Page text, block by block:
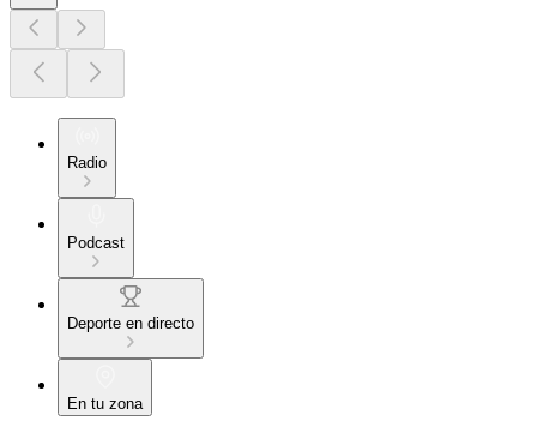
Radio
Podcast
Deporte en directo
En tu zona